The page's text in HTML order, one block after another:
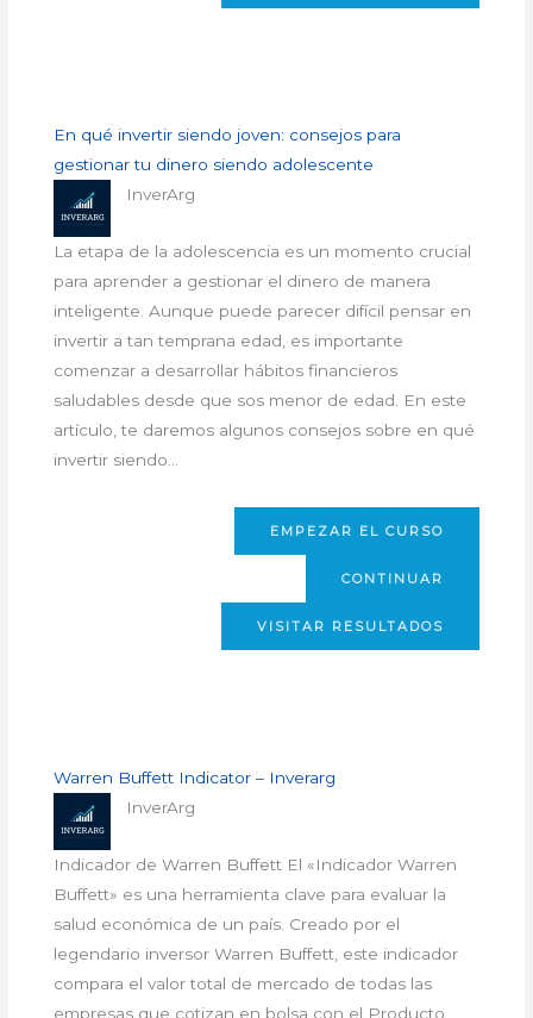
En qué invertir siendo joven: consejos para
gestionar tu dinero siendo adolescente
InverArg
La etapa de la adolescencia es un momento crucial
para aprender a gestionar el dinero de manera
inteligente. Aunque puede parecer difícil pensar en
invertir a tan temprana edad, es importante
comenzar a desarrollar hábitos financieros
saludables desde que sos menor de edad. En este
artículo, te daremos algunos consejos sobre en qué
invertir siendo…
EMPEZAR EL CURSO
CONTINUAR
VISITAR RESULTADOS
Warren Buffett Indicator – Inverarg
InverArg
Indicador de Warren Buffett El «Indicador Warren
Buffett» es una herramienta clave para evaluar la
salud económica de un país. Creado por el
legendario inversor Warren Buffett, este indicador
compara el valor total de mercado de todas las
empresas que cotizan en bolsa con el Producto